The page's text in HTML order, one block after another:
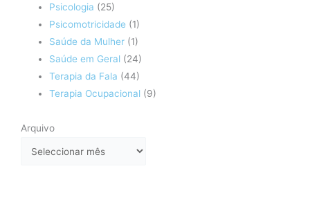
Psicologia (25)
Psicomotricidade (1)
Saúde da Mulher (1)
Saúde em Geral (24)
Terapia da Fala (44)
Terapia Ocupacional (9)
Arquivo
Arquivo